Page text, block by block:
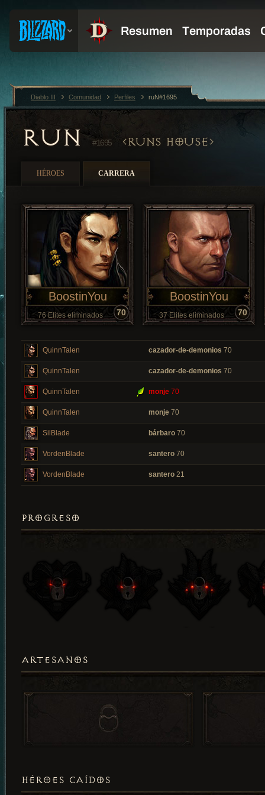
RUN#1695 RUNS HOUSE
HÉROES CARRERA
BoostinYou
76 Elites eliminados 70
BoostinYou
37 Elites eliminados 70
QuinnTalen cazador-de-demonios 70
QuinnTalen cazador-de-demonios 70
QuinnTalen monje 70
QuinnTalen monje 70
SilBlade bárbaro 70
VordenBlade santero 70
VordenBlade santero 21
PROGRESO
ARTESANOS
HÉROES CAÍDOS
Diablo III Comunidad Perfiles ruN#1695